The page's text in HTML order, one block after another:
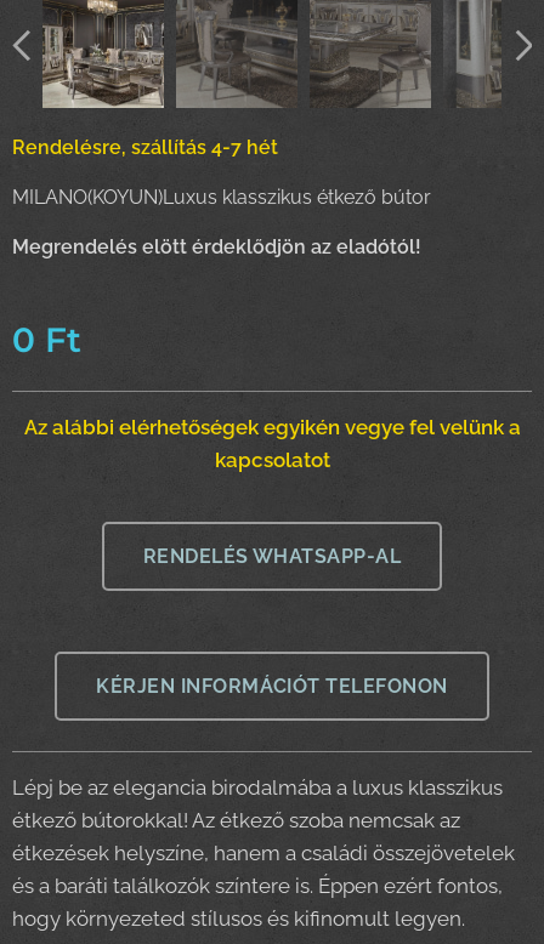
Rendelésre, szállítás 4-7 hét
MILANO(KOYUN)Luxus klasszikus étkező bútor
Megrendelés elött érdeklődjön az eladótól!
0 Ft
Az alábbi elérhetőségek egyikén vegye fel velünk a
kapcsolatot
RENDELÉS WHATSAPP-AL
KÉRJEN INFORMÁCIÓT TELEFONON
Lépj be az elegancia birodalmába a luxus klasszikus
étkező bútorokkal! Az étkező szoba nemcsak az
étkezések helyszíne, hanem a családi összejövetelek
és a baráti találkozók színtere is. Éppen ezért fontos,
hogy környezeted stílusos és kifinomult legyen.